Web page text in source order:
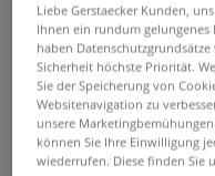
Multitalent
Technik neu
Liebe Gerstaecker Kunden,
Ihnen ein rundum gelungenes
haben
Sicherheit höchste Priorität.
Sie der Speicherung von
Websitenavigation zu
unsere
können Sie Ihre Einwilligung
wiederrufen. Diese finden Sie